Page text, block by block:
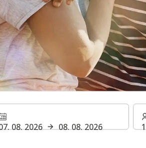
SAXE
08. 2026 08. 08. 2026